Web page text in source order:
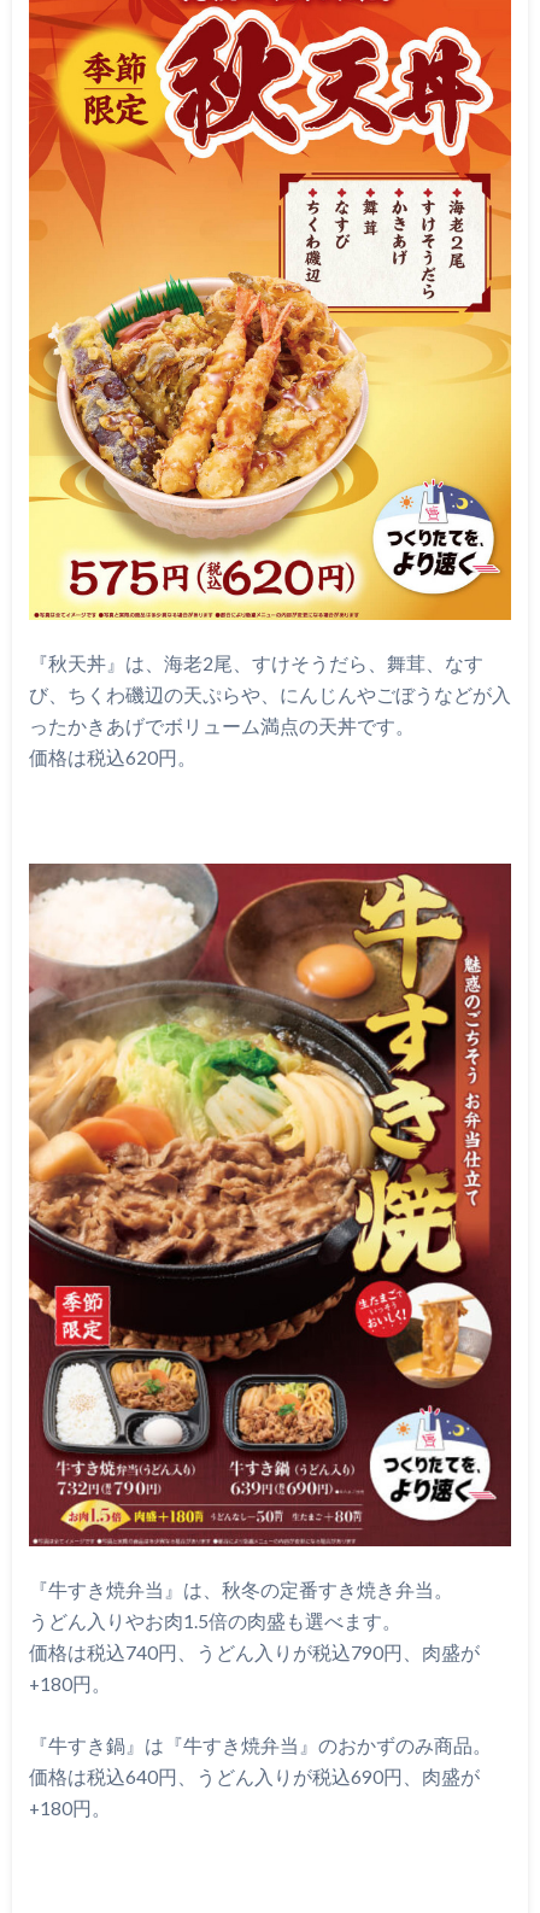
『秋天丼』は、海老2尾、すけそうだら、舞茸、なす
び、ちくわ磯辺の天ぷらや、にんじんやごぼうなどが入
ったかきあげでボリューム満点の天丼です。
価格は税込620円。
『牛すき焼弁当』は、秋冬の定番すき焼き弁当。
うどん入りやお肉1.5倍の肉盛も選べます。
価格は税込740円、うどん入りが税込790円、肉盛が
+180円。
『牛すき鍋』は『牛すき焼弁当』のおかずのみ商品。
価格は税込640円、うどん入りが税込690円、肉盛が
+180円。